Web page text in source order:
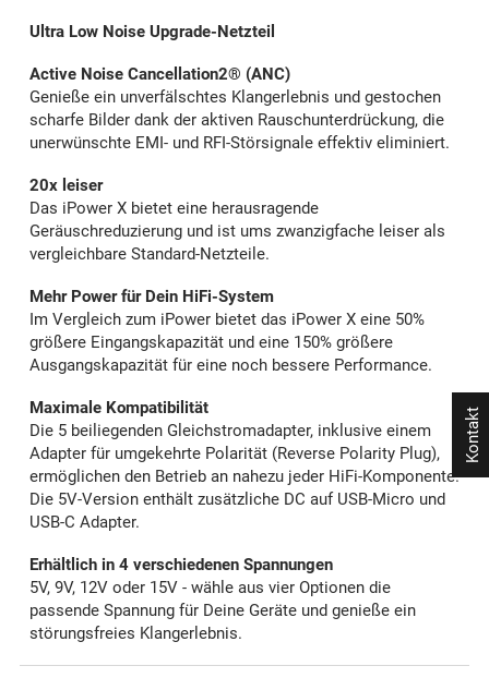
Ultra Low Noise Upgrade-Netzteil
Active Noise Cancellation2® (ANC)
Genieße ein unverfälschtes Klangerlebnis und gestochen
scharfe Bilder dank der aktiven Rauschunterdrückung, die
unerwünschte EMI- und RFI-Störsignale effektiv eliminiert.
20x leiser
Das iPower X bietet eine herausragende
Geräuschreduzierung und ist ums zwanzigfache leiser als
vergleichbare Standard-Netzteile.
Mehr Power für Dein HiFi-System
Im Vergleich zum iPower bietet das iPower X eine 50%
größere Eingangskapazität und eine 150% größere
Ausgangskapazität für eine noch bessere Performance.
Maximale Kompatibilität
Die 5 beiliegenden Gleichstromadapter, inklusive einem
Adapter für umgekehrte Polarität (Reverse Polarity Plug),
ermöglichen den Betrieb an nahezu jeder HiFi-Komponente.
Die 5V-Version enthält zusätzliche DC auf USB-Micro und
USB-C Adapter.
Erhältlich in 4 verschiedenen Spannungen
5V, 9V, 12V oder 15V - wähle aus vier Optionen die
passende Spannung für Deine Geräte und genieße ein
störungsfreies Klangerlebnis.
Kontakt